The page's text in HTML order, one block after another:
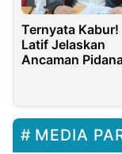
Ternyata
Latif Jelaskan
Ancaman
MEDIA